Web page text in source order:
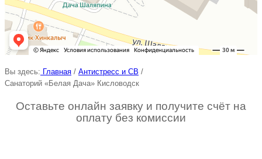
Вы здесь: Главная / Антистресс и СВ /
Санаторий «Белая Дача» Кисловодск
Оставьте онлайн заявку и получите счёт на
оплату без комиссии